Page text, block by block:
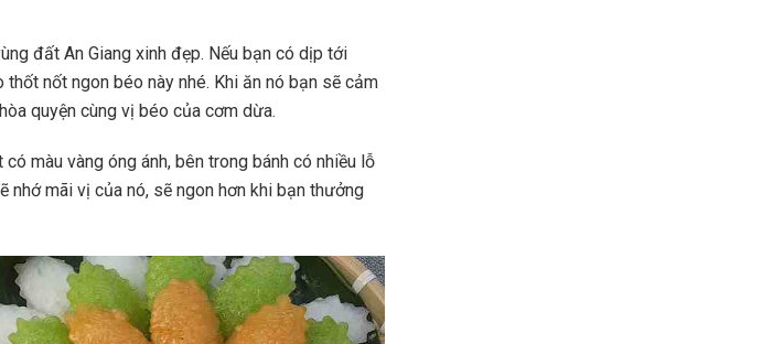
đất An Giang xinh đẹp. Nếu bạn có dịp tới
nốt ngon béo này nhé. Khi ăn nó bạn sẽ cảm
quyện cùng vị béo của cơm dừa.
màu vàng óng ánh, bên trong bánh có nhiều lỗ
nhớ mãi vị của nó, sẽ ngon hơn khi bạn thưởng